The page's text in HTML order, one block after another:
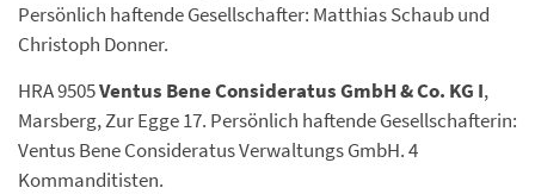
Persönlich haftende Gesellschafter: Matthias Schaub und
Christoph Donner.
HRA 9505Ventus Bene Consideratus GmbH & Co. KG I,
Marsberg, Zur Egge 17. Persönlich haftende Gesellschafterin:
Ventus Bene Consideratus Verwaltungs GmbH. 4
Kommanditisten.